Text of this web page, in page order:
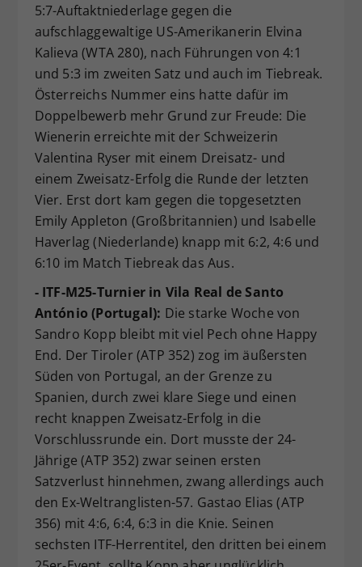
5:7-Auftaktniederlage gegen die
aufschlaggewaltige US-Amerikanerin Elvina
Kalieva (WTA 280), nach Führungen von 4:1
und 5:3 im zweiten Satz und auch im Tiebreak.
Österreichs Nummer eins hatte dafür im
Doppelbewerb mehr Grund zur Freude: Die
Wienerin erreichte mit der Schweizerin
Valentina Ryser mit einem Dreisatz- und
einem Zweisatz-Erfolg die Runde der letzten
Vier. Erst dort kam gegen die topgesetzten
Emily Appleton (Großbritannien) und Isabelle
Haverlag (Niederlande) knapp mit 6:2, 4:6 und
6:10 im Match Tiebreak das Aus.
- ITF-M25-Turnier in Vila Real de Santo
António (Portugal): Die starke Woche von
Sandro Kopp bleibt mit viel Pech ohne Happy
End. Der Tiroler (ATP 352) zog im äußersten
Süden von Portugal, an der Grenze zu
Spanien, durch zwei klare Siege und einen
recht knappen Zweisatz-Erfolg in die
Vorschlussrunde ein. Dort musste der 24-
Jährige (ATP 352) zwar seinen ersten
Satzverlust hinnehmen, zwang allerdings auch
den Ex-Weltranglisten-57. Gastao Elias (ATP
356) mit 4:6, 6:4, 6:3 in die Knie. Seinen
sechsten ITF-Herrentitel, den dritten bei einem